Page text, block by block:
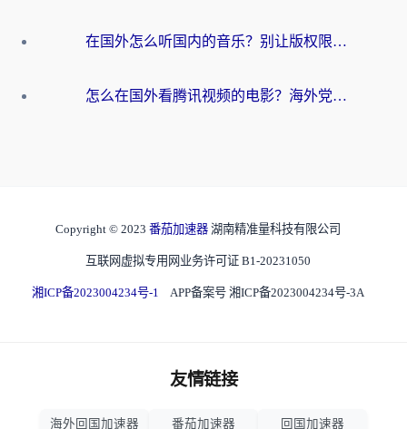
在国外怎么听国内的音乐？别让版权限制断了你的华语歌单
怎么在国外看腾讯视频的电影？海外党亲测有效的回国加速指南
Copyright © 2023 番茄加速器 湖南精准量科技有限公司
互联网虚拟专用网业务许可证 B1-20231050
湘ICP备2023004234号-1 APP备案号 湘ICP备2023004234号-3A
友情链接
海外回国加速器 番茄加速器 回国加速器